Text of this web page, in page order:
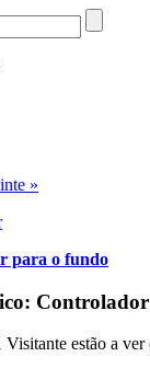
»
para o fundo
estão a ver